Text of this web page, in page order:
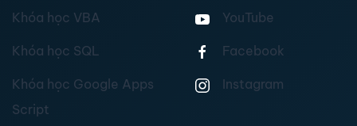
Khóa học VBA
Khóa học SQL
Khóa học Google Apps
Script
YouTube
Facebook
Instagram